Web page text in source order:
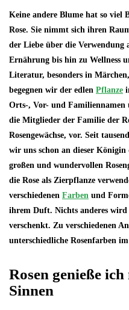
Keine andere Blume hat so viel
Rose. Sie nimmt sich ihren
der Liebe über die Verwendung
Ernährung bis hin zu Wellness
Literatur, besonders in
begegnen wir der edlen Pflanze
Orts-, Vor- und Familiennamen
die Mitglieder der Familie der
Rosengewächse, vor. Seit
wir uns schon an dieser Königin
großen und wundervollen
die Rose als Zierpflanze
verschiedenen Farben und
ihrem Duft. Nichts anderes
verschenkt. Zu verschiedenen
unterschiedliche Rosenfarben
Rosen genieße
Sinnen